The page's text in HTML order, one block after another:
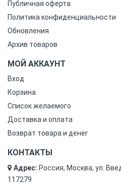
Публичная оферта
Политика конфиденциальности
Обновления
Архив товаров
МОЙ АККАУНТ
Вход
Корзина
Список желаемого
Доставка и оплата
Возврат товара и денег
КОНТАКТЫ
Адрес: Россия, Москва, ул.
117279